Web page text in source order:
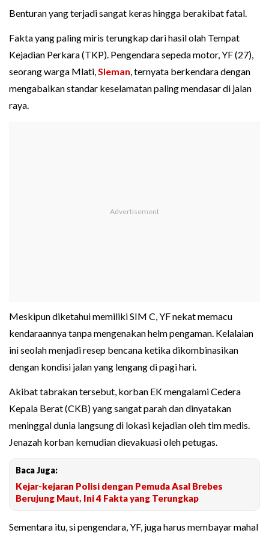
Benturan yang terjadi sangat keras hingga berakibat fatal.
Fakta yang paling miris terungkap dari hasil olah Tempat
Kejadian Perkara (TKP). Pengendara sepeda motor, YF (27),
seorang warga Mlati, Sleman , ternyata berkendara dengan
mengabaikan standar keselamatan paling mendasar di jalan
raya.
Meskipun diketahui memiliki SIM C, YF nekat memacu
kendaraannya tanpa mengenakan helm pengaman. Kelalaian
ini seolah menjadi resep bencana ketika dikombinasikan
dengan kondisi jalan yang lengang di pagi hari.
Akibat tabrakan tersebut, korban EK mengalami Cedera
Kepala Berat (CKB) yang sangat parah dan dinyatakan
meninggal dunia langsung di lokasi kejadian oleh tim medis.
Jenazah korban kemudian dievakuasi oleh petugas.
Baca Juga:
Kejar-kejaran Polisi dengan Pemuda Asal Brebes
Berujung Maut, Ini 4 Fakta yang Terungkap
Sementara itu, si pengendara, YF, juga harus membayar mahal